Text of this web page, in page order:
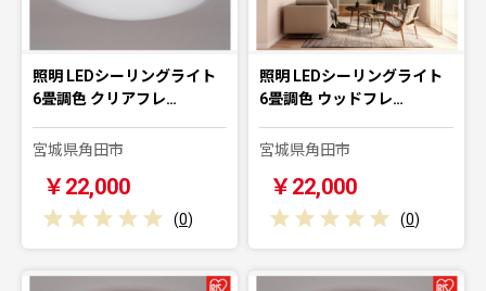
照明 LEDシーリングライト
6畳調色 クリアフレ…
宮城県角田市
￥22,000
(0)
照明 LEDシーリングライト
6畳調色 ウッドフレ…
宮城県角田市
￥22,000
(0)